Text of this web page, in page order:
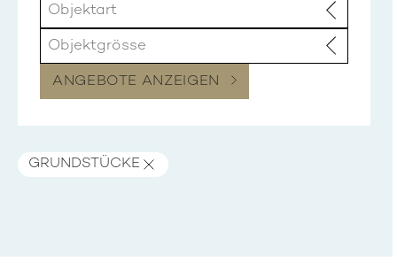
ANGEBOTE ANZEIGEN
GRUNDSTÜCKE